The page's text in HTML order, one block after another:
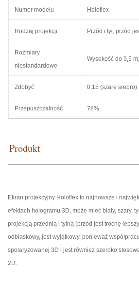
Numer modelu Holoflex
Rodzaj projekcji Przód i tył, przód
Rozmiary
niestandardowe
Wysokość do 9,5
Zdobyć 0,15 (szare srebro)
Przepuszczalność 78%
Waga ok
Kolor
Biały, szary i czarny
Produkt
Ekran projekcyjny Holoflex to najnowsze i
efektach hologramu 3D, może mieć biały, szary,
projekcją przednią i tylną (przód jest trochę
odblaskowy, jest wyjątkowy, ponieważ
spolaryzowanej 3D i jest również szeroko
2D.